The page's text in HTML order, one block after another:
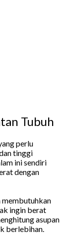
Tubuh
perlu
tinggi
ini sendiri
dengan
membutuhkan
ingin berat
asupan
berlebihan.